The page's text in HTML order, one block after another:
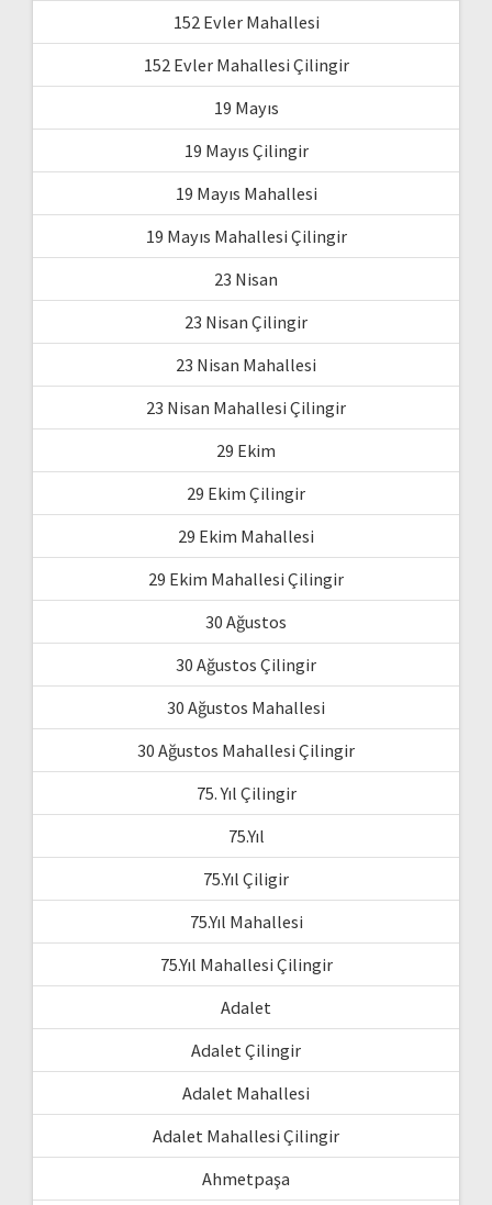
152 Evler Mahallesi
152 Evler Mahallesi Çilingir
19 Mayıs
19 Mayıs Çilingir
19 Mayıs Mahallesi
19 Mayıs Mahallesi Çilingir
23 Nisan
23 Nisan Çilingir
23 Nisan Mahallesi
23 Nisan Mahallesi Çilingir
29 Ekim
29 Ekim Çilingir
29 Ekim Mahallesi
29 Ekim Mahallesi Çilingir
30 Ağustos
30 Ağustos Çilingir
30 Ağustos Mahallesi
30 Ağustos Mahallesi Çilingir
75. Yıl Çilingir
75.Yıl
75.Yıl Çiligir
75.Yıl Mahallesi
75.Yıl Mahallesi Çilingir
Adalet
Adalet Çilingir
Adalet Mahallesi
Adalet Mahallesi Çilingir
Ahmetpaşa